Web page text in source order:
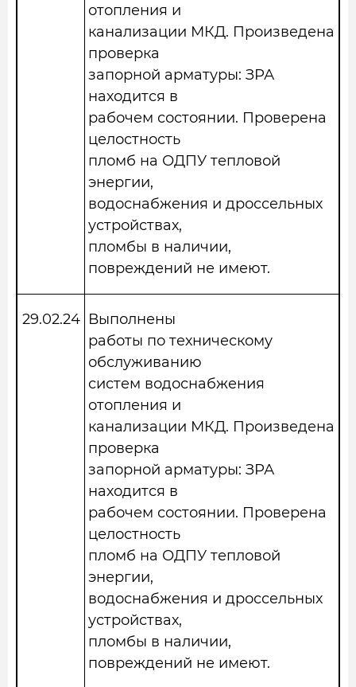
отопления и
канализации МКД. Произведена
проверка
запорной арматуры: ЗРА
находится в
рабочем состоянии. Проверена
целостность
пломб на ОДПУ тепловой
энергии,
водоснабжения и дроссельных
устройствах,
пломбы в наличии,
повреждений не имеют.
29.02.24 Выполнены
работы по техническому
обслуживанию
систем водоснабжения
отопления и
канализации МКД. Произведена
проверка
запорной арматуры: ЗРА
находится в
рабочем состоянии. Проверена
целостность
пломб на ОДПУ тепловой
энергии,
водоснабжения и дроссельных
устройствах,
пломбы в наличии,
повреждений не имеют.